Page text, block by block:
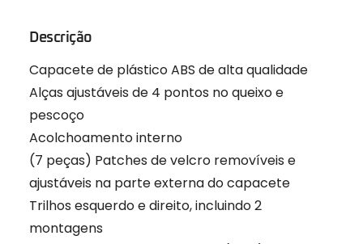
Descrição
Capacete de plástico ABS de alta qualidade
Alças ajustáveis de 4 pontos no queixo e
pescoço
Acolchoamento interno
(7 peças) Patches de velcro removíveis e
ajustáveis na parte externa do capacete
Trilhos esquerdo e direito, incluindo 2
montagens